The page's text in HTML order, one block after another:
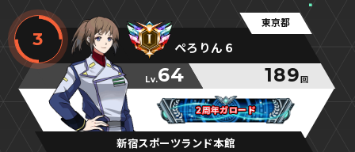
3
東京都
ぺろりん６
Lv.64 189 回
2周年ガロード
2周年ガロード
2周年ガロード
新宿スポーツランド本館